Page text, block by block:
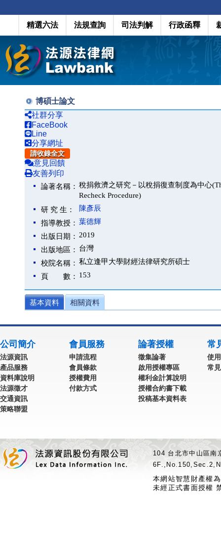
精選六法 法規查詢 司法判解 行政函釋
博碩士論文
社群分享
FaceBook
Line
分享網址
請收錄全文
意見回饋
友善列印
論著名稱： 稅捐救濟之研究－以稅捐復查制度為中心
Recheck Procedure)
研 究 生：
陳彥辰
指導教授： 葉德輝
出版日期： 2019
出版地區： 台灣
校院名稱： 私立逢甲大學財經法律研究所碩士
頁 數： 153
基本資料 相關資料
公司簡介
法源資訊
產品服務
資料庫說明
法源徵才
交通資訊
策略聯盟
會員服務
申請流程
會員條款
授權費用
付款方式
論著授權
徵集論著
啟用授權專區
權利金計算說明
授權合約書下載
投稿基本資料表
常
使
常
104 台北市中山區
本網站智慧財產權
未經正式書面授權